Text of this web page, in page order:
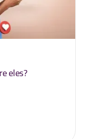
eles?